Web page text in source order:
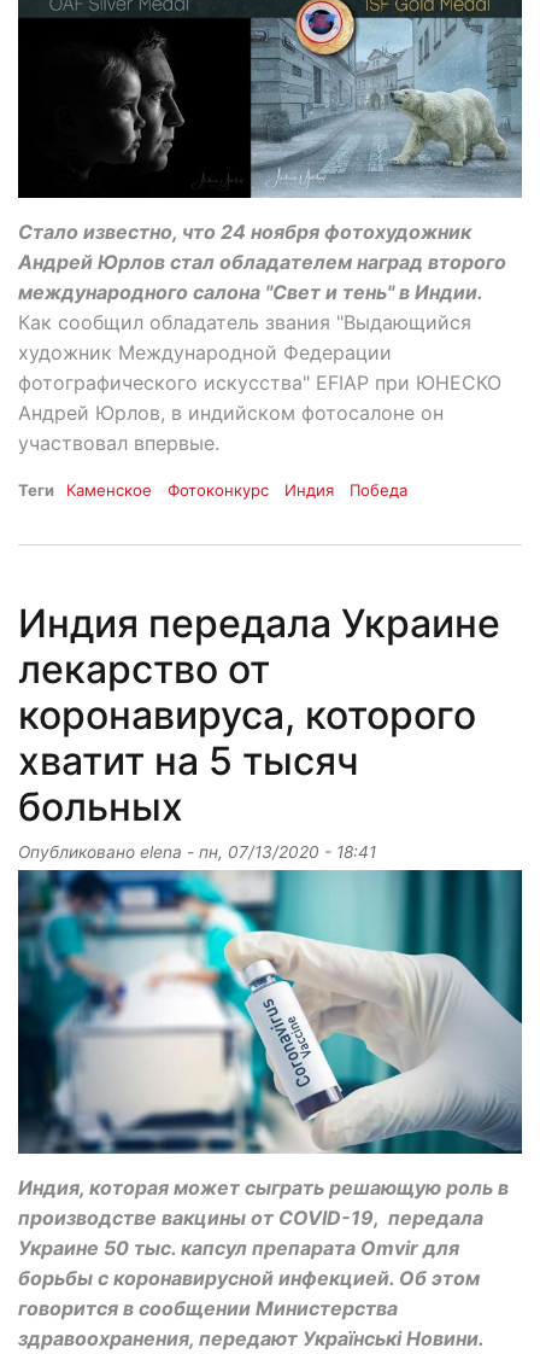
Стало известно, что 24 ноября фотохудожник
Андрей Юрлов стал обладателем наград второго
международного салона "Свет и тень" в Индии.
Как сообщил обладатель звания "Выдающийся
художник Международной Федерации
фотографического искусства" EFIAP при ЮНЕСКО
Андрей Юрлов, в индийском фотосалоне он
участвовал впервые.
Теги Каменское Фотоконкурс Индия Победа
Индия передала Украине
лекарство от
коронавируса, которого
хватит на 5 тысяч
больных
Опубликовано elena - пн, 07/13/2020 - 18:41
Индия, которая может сыграть решающую роль в
производстве вакцины от COVID-19, передала
Украине 50 тыс. капсул препарата Omvir для
борьбы с коронавирусной инфекцией. Об этом
говорится в сообщении Министерства
здравоохранения, передают Українськi Новини.